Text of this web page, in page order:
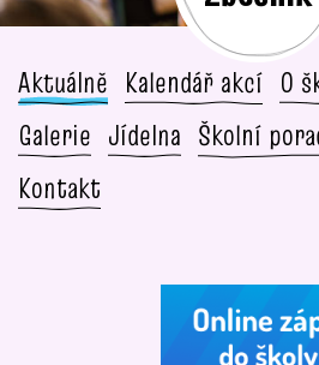
Aktuálně Kalendář akcí O
Galerie Jídelna Školní
Kontakt